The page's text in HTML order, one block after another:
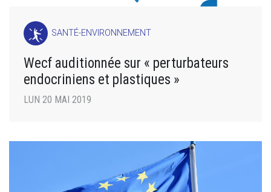
SANTÉ-ENVIRONNEMENT
Wecf auditionnée sur « perturbateurs
endocriniens et plastiques »
LUN 20 MAI 2019